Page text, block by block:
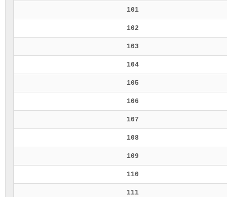
101
102
103
104
105
106
107
108
109
110
111